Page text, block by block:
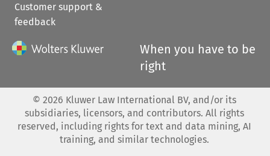
Customer support &
feedback
When you have to be
right
© 2026 Kluwer Law International BV, and/or its
subsidiaries, licensors, and contributors. All rights
reserved, including rights for text and data mining, AI
training, and similar technologies.